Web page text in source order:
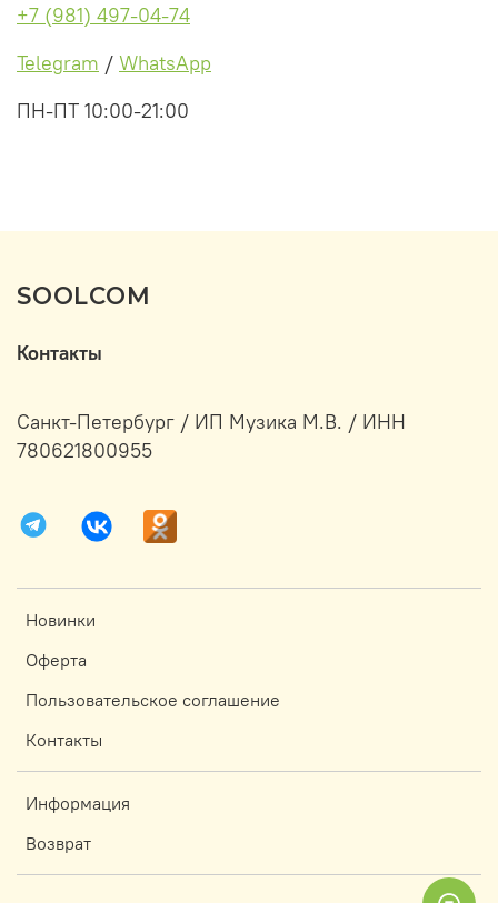
+7 (981) 497-04-74
Telegram / WhatsApp
ПН-ПТ 10:00-21:00
SOOLCOM
Новинки
Оферта
Пользовательское соглашение
Контакты
Информация
Возврат
Контакты
Санкт-Петербург / ИП Музика М.В. / ИНН
780621800955